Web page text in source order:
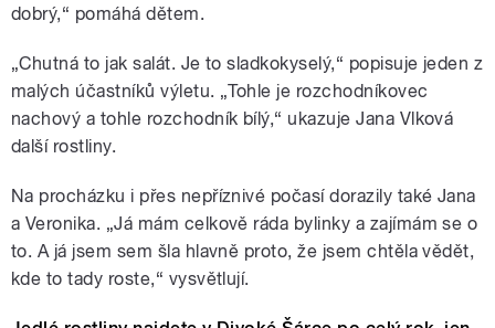
dobrý,“ pomáhá dětem.
„Chutná to jak salát. Je to sladkokyselý,“ popisuje jeden z
malých účastníků výletu. „Tohle je rozchodníkovec
nachový a tohle rozchodník bílý,“ ukazuje Jana Vlková
další rostliny.
Na procházku i přes nepříznivé počasí dorazily také Jana
a Veronika. „Já mám celkově ráda bylinky a zajímám se o
to. A já jsem sem šla hlavně proto, že jsem chtěla vědět,
kde to tady roste,“ vysvětlují.